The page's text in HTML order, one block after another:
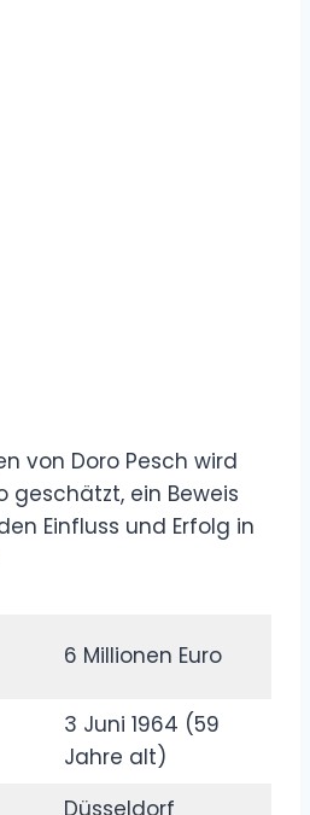
von Doro Pesch wird
geschätzt, ein Beweis
Einfluss und Erfolg in
6 Millionen Euro
3 Juni 1964 (59
Jahre alt)
Düsseldorf